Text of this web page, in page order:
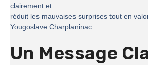
clairement et
réduit les mauvaises surprises tout en
Yougoslave Charplaninac.
Un Message